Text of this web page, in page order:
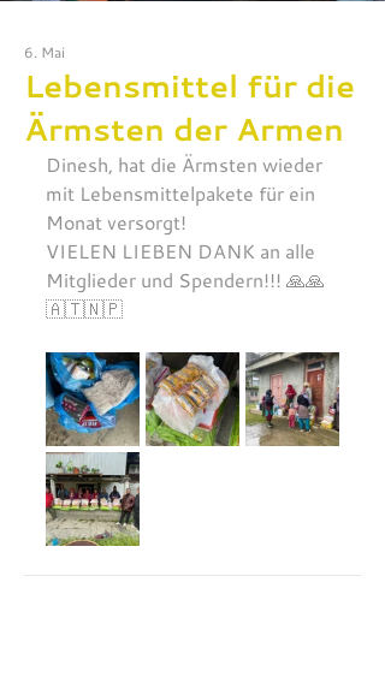
Lebensmittel für die
Ärmsten der Armen
6. Mai
Dinesh, hat die Ärmsten wieder
mit Lebensmittelpakete für ein
Monat versorgt!
VIELEN LIEBEN DANK an alle
Mitglieder und Spendern!!! 🙏🙏
🇦🇹🇳🇵